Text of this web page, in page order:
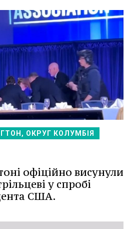
ОКРУГ КОЛУМБІЯ
офіційно висунули
у спробі
США.